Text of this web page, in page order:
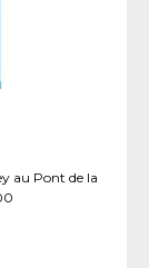
au Pont de la